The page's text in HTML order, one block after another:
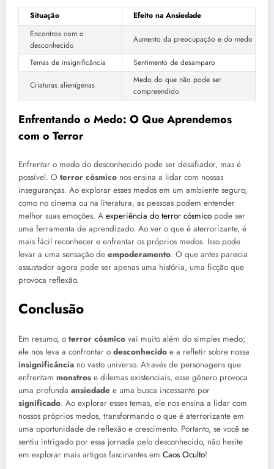
Situação
Efeito na Ansiedade
Encontros com o
desconhecido
Aumento da preocupação e do medo
Temas de insignificância Sentimento de desamparo
Criaturas alienígenas
Medo do que não pode ser
compreendido
Enfrentando o Medo: O Que Aprendemos
com o Terror
Enfrentar o medo do desconhecido pode ser desafiador, mas é
possível. O terror cósmico nos ensina a lidar com nossas
inseguranças. Ao explorar esses medos em um ambiente seguro,
como no cinema ou na literatura, as pessoas podem entender
melhor suas emoções. A experiência do terror cósmico pode ser
uma ferramenta de aprendizado. Ao ver o que é aterrorizante, é
mais fácil reconhecer e enfrentar os próprios medos. Isso pode
levar a uma sensação de empoderamento. O que antes parecia
assustador agora pode ser apenas uma história, uma ficção que
provoca reflexão.
Conclusão
Em resumo, o terror cósmico vai muito além do simples medo;
ele nos leva a confrontar o desconhecido e a refletir sobre nossa
insignificância no vasto universo. Através de personagens que
enfrentam monstros e dilemas existenciais, esse gênero provoca
uma profunda ansiedade e uma busca incessante por
significado. Ao explorar esses temas, ele nos ensina a lidar com
nossos próprios medos, transformando o que é aterrorizante em
uma oportunidade de reflexão e crescimento. Portanto, se você se
sentiu intrigado por essa jornada pelo desconhecido, não hesite
em explorar mais artigos fascinantes em Caos Oculto!